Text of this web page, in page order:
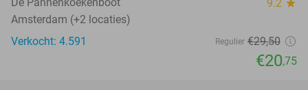
De Pannenkoekenboot 9.2 star
Amsterdam (+2 locaties)
Verkocht: 4.591
Regulier €29,50
€20,75